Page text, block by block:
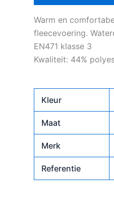
Warm en
fleecevoering.
EN471 klasse 3
Kwaliteit: 44%
Kleur
Maat
Merk
Referentie